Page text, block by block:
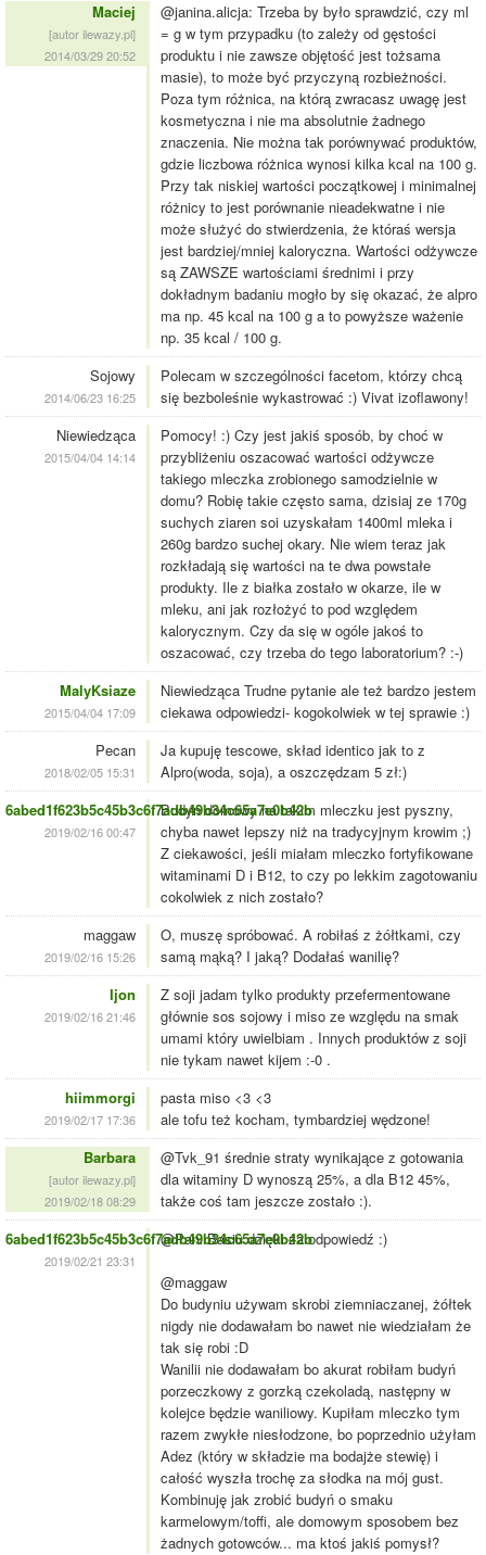
Maciej
[autor ilewazy.pl]
2014/03/29 20:52
@janina.alicja: Trzeba by było sprawdzić, czy ml
= g w tym przypadku (to zależy od gęstości
produktu i nie zawsze objętość jest tożsama
masie), to może być przyczyną rozbieżności.
Poza tym różnica, na którą zwracasz uwagę jest
kosmetyczna i nie ma absolutnie żadnego
znaczenia. Nie można tak porównywać produktów,
gdzie liczbowa różnica wynosi kilka kcal na 100 g.
Przy tak niskiej wartości początkowej i minimalnej
różnicy to jest porównanie nieadekwatne i nie
może służyć do stwierdzenia, że któraś wersja
jest bardziej/mniej kaloryczna. Wartości odżywcze
są ZAWSZE wartościami średnimi i przy
dokładnym badaniu mogło by się okazać, że alpro
ma np. 45 kcal na 100 g a to powyższe ważenie
np. 35 kcal / 100 g.
Sojowy
2014/06/23 16:25
Polecam w szczególności facetom, którzy chcą
się bezboleśnie wykastrować :) Vivat izoflawony!
Niewiedząca
2015/04/04 14:14
Pomocy! :) Czy jest jakiś sposób, by choć w
przybliżeniu oszacować wartości odżywcze
takiego mleczka zrobionego samodzielnie w
domu? Robię takie często sama, dzisiaj ze 170g
suchych ziaren soi uzyskałam 1400ml mleka i
260g bardzo suchej okary. Nie wiem teraz jak
rozkładają się wartości na te dwa powstałe
produkty. Ile z białka zostało w okarze, ile w
mleku, ani jak rozłożyć to pod względem
kalorycznym. Czy da się w ogóle jakoś to
oszacować, czy trzeba do tego laboratorium? :-)
MalyKsiaze
2015/04/04 17:09
Niewiedząca Trudne pytanie ale też bardzo jestem
ciekawa odpowiedzi- kogokolwiek w tej sprawie :)
Pecan
2018/02/05 15:31
Ja kupuję tescowe, skład identico jak to z
Alpro(woda, soja), a oszczędzam 5 zł:)
6abed1f623b5c45b3c6f7adb49b34c65a7e0b42b
2019/02/16 00:47
Budyń domowy na takim mleczku jest pyszny,
chyba nawet lepszy niż na tradycyjnym krowim ;)
Z ciekawości, jeśli miałam mleczko fortyfikowane
witaminami D i B12, to czy po lekkim zagotowaniu
cokolwiek z nich zostało?
maggaw
2019/02/16 15:26
O, muszę spróbować. A robiłaś z żółtkami, czy
samą mąką? I jaką? Dodałaś wanilię?
Ijon
2019/02/16 21:46
Z soji jadam tylko produkty przefermentowane
głównie sos sojowy i miso ze względu na smak
umami który uwielbiam . Innych produktów z soji
nie tykam nawet kijem :-0 .
hiimmorgi
2019/02/17 17:36
pasta miso <3 <3
ale tofu też kocham, tymbardziej wędzone!
Barbara
[autor ilewazy.pl]
2019/02/18 08:29
@Tvk_91 średnie straty wynikające z gotowania
dla witaminy D wynoszą 25%, a dla B12 45%,
także coś tam jeszcze zostało :).
6abed1f623b5c45b3c6f7adb49b34c65a7e0b42b
2019/02/21 23:31
@Pani Basiu dzięki za odpowiedź :)
@maggaw
Do budyniu używam skrobi ziemniaczanej, żółtek
nigdy nie dodawałam bo nawet nie wiedziałam że
tak się robi :D
Wanilii nie dodawałam bo akurat robiłam budyń
porzeczkowy z gorzką czekoladą, następny w
kolejce będzie waniliowy. Kupiłam mleczko tym
razem zwykłe niesłodzone, bo poprzednio użyłam
Adez (który w składzie ma bodajże stewię) i
całość wyszła trochę za słodka na mój gust.
Kombinuję jak zrobić budyń o smaku
karmelowym/toffi, ale domowym sposobem bez
żadnych gotowców... ma ktoś jakiś pomysł?